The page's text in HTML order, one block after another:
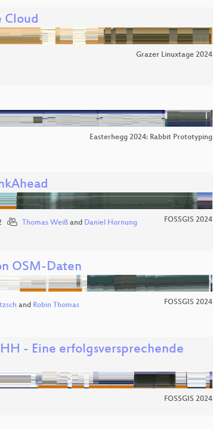
Cloud
Grazer Linuxtage 2024
Easterhegg 2024: Rabbit Prototyping
Thomas Weißand Daniel Hornung FOSSGIS 2024
OSM-Daten
and Robin Thomas FOSSGIS 2024
- Eine erfolgsversprechende
FOSSGIS 2024